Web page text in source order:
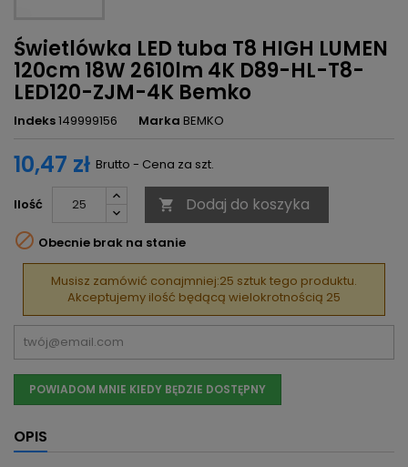
Świetlówka LED tuba T8 HIGH LUMEN
120cm 18W 2610lm 4K D89-HL-T8-
LED120-ZJM-4K Bemko
Indeks149999156 Marka BEMKO
10,47 zł Brutto - Cena za szt.
Ilość  Dodaj do koszyka
 Obecnie brak na stanie
Musisz zamówić conajmniej:25 sztuk tego produktu.
Akceptujemy ilość będącą wielokrotnością 25
POWIADOM MNIE KIEDY BĘDZIE DOSTĘPNY
OPIS